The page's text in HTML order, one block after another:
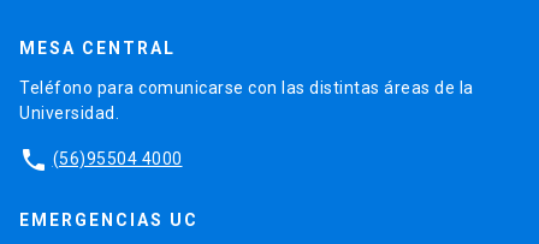
MESA CENTRAL
Teléfono para comunicarse con las distintas áreas de la
Universidad.
phone (56)95504 4000
EMERGENCIAS UC